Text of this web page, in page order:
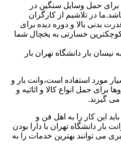
حمل وسایل سنگین در
در تلاشیم از کارگران
بدنی بالا و دوره دیده برای
کوچکترین خسارتی به یخچال شما
بار دانشگاه تهران بار
مورد استفاده است،وانت بار و
برای حمل انواع کالا و اثاثیه و
می گیرند.
این کار را به اهل فن و
بار دانشگاه تهران با دارا بودن
می توانند بهترین خدمات را به